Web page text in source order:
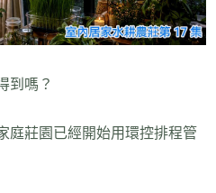
到嗎？
庭莊園已經開始用環控排程管